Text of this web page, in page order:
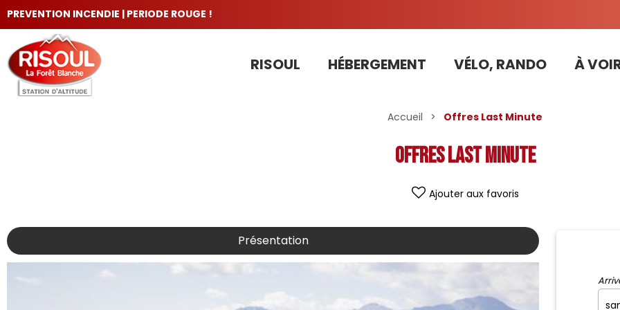
PREVENTION INCENDIE | PERIODE ROUGE !
RISOUL HÉBERGEMENT VÉLO, RANDO À
Accueil > Offres Last Minute
Offres Last Minute
Ajouter aux favoris
Présentation